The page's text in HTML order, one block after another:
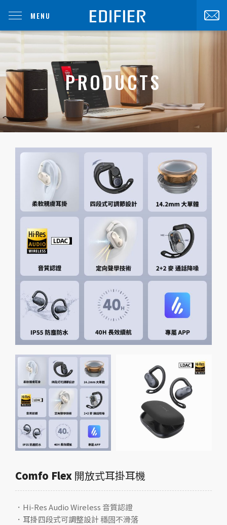
PRODUCTS
Comfo Flex 開放式耳掛耳機
．Hi-Res Audio Wireless 音質認證
．耳掛四段式可調整設計 穩固不滑落
MENU